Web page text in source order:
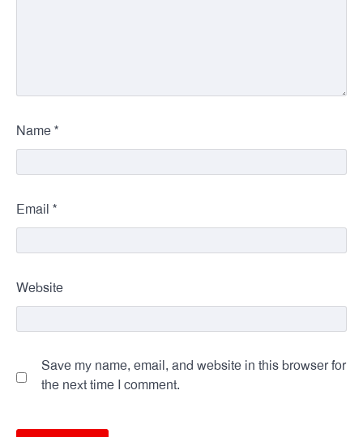
Name *
Email *
Website
Save my name, email, and website in this browser for
the next time I comment.